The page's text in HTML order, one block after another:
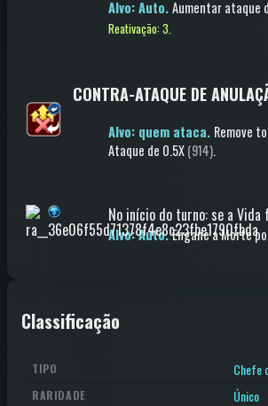
Alvo: Auto.Aumentar ataque
Reativação: 3.
CONTRA-ATAQUE DE
Alvo: quem ataca. Remove
Ataque de 0.5X(914).
No início do turno: se a Vida
Alvo: Auto.Engane a Morte
Classificação
TIPO Chefe
RARIDADE Único